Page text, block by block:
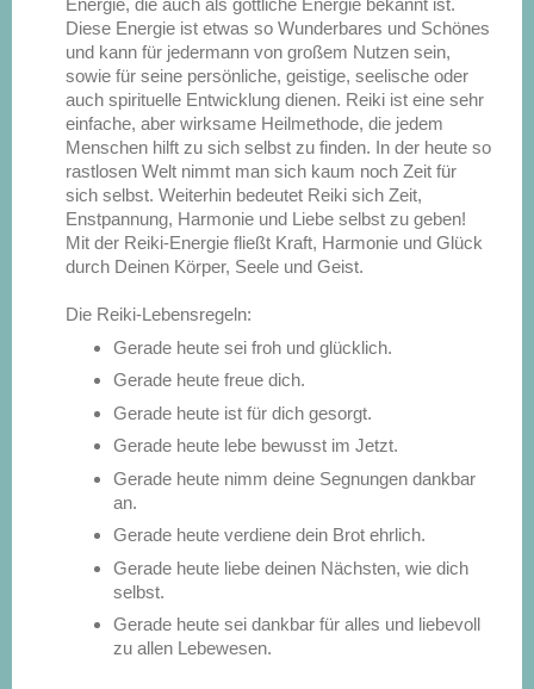
Energie, die auch als göttliche Energie bekannt ist.
Diese Energie ist etwas so Wunderbares und Schönes
und kann für jedermann von großem Nutzen sein,
sowie für seine persönliche, geistige, seelische oder
auch spirituelle Entwicklung dienen. Reiki ist eine sehr
einfache, aber wirksame Heilmethode, die jedem
Menschen hilft zu sich selbst zu finden. In der heute so
rastlosen Welt nimmt man sich kaum noch Zeit für
sich selbst. Weiterhin bedeutet Reiki sich Zeit,
Enstpannung, Harmonie und Liebe selbst zu geben!
Mit der Reiki-Energie fließt Kraft, Harmonie und Glück
durch Deinen Körper, Seele und Geist.
Die Reiki-Lebensregeln:
Gerade heute sei froh und glücklich.
Gerade heute freue dich.
Gerade heute ist für dich gesorgt.
Gerade heute lebe bewusst im Jetzt.
Gerade heute nimm deine Segnungen dankbar
an.
Gerade heute verdiene dein Brot ehrlich.
Gerade heute liebe deinen Nächsten, wie dich
selbst.
Gerade heute sei dankbar für alles und liebevoll
zu allen Lebewesen.